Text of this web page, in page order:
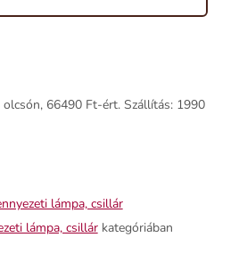
66490 Ft-ért. Szállítás: 1990
lámpa, csillár
lámpa, csillárkategóriában